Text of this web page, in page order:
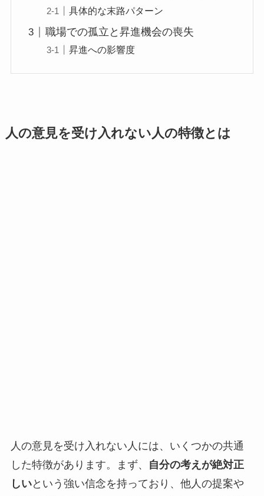
具体的な末路パターン
職場での孤立と昇進機会の喪失
昇進への影響度
人の意見を受け入れない人の特徴とは
人の意見を受け入れない人には、いくつかの共通
した特徴があります。まず、
自分の考えが絶対正
しいという強い信念を持っており、他人の提案や